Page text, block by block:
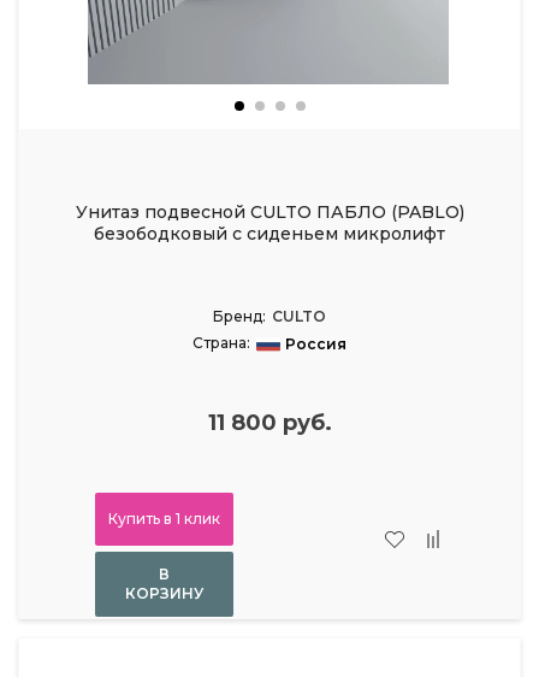
Унитаз подвесной CULTO ПАБЛО (PABLO)
безободковый с сиденьем микролифт
Бренд: CULTO
Страна:
Россия
11 800 руб.
Купить в 1 клик
В
КОРЗИНУ